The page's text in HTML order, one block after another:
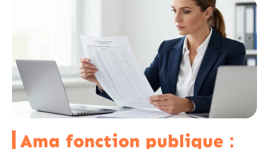
Ama fonction publique :